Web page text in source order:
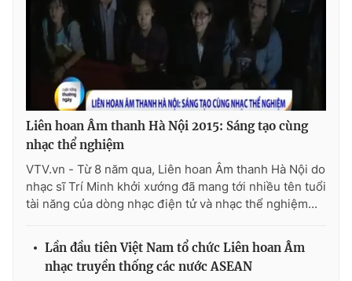
Ðiện thoại Thời báo VTV:024.66 897 897
Email:toasoan@vtv.vn
Liên hệ quảng cáo:
024-7300.7108
® Cấm sao chép dưới mọi hình thức nếu không có sự chấp
Liên hoan Âm thanh Hà Nội 2015: Sáng tạo cùng
nhạc thể nghiệm
VTV.vn - Từ 8 năm qua, Liên hoan Âm thanh Hà Nội do
nhạc sĩ Trí Minh khởi xướng đã mang tới nhiều tên tuổi
tài năng của dòng nhạc điện tử và nhạc thể nghiệm...
Lần đầu tiên Việt Nam tổ chức Liên hoan Âm
nhạc truyền thống các nước ASEAN